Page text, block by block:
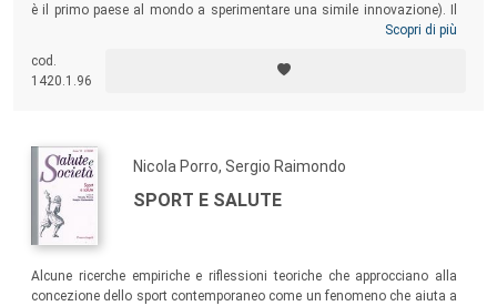
è il primo paese al mondo a sperimentare una simile innovazione). Il
libro cerca di analizzare questa significativa esperienza nell’intento di
sofferenza mentale cercando di entrare nel suo mondo, senza pretese
di superiorità o vezzi autoritari.
Scopri di più
cod.
1420.1.96
Nicola Porro, Sergio Raimondo
SPORT E SALUTE
Alcune ricerche empiriche e riflessioni teoriche che approcciano alla
concezione dello sport contemporaneo come un fenomeno che aiuta a